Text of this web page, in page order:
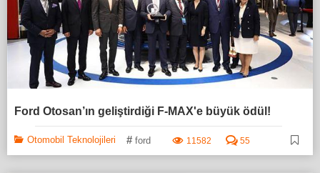
Ford Otosan’ın geliştirdiği F-MAX'e büyük ödül!
Otomobil Teknolojileri # ford 11582 55